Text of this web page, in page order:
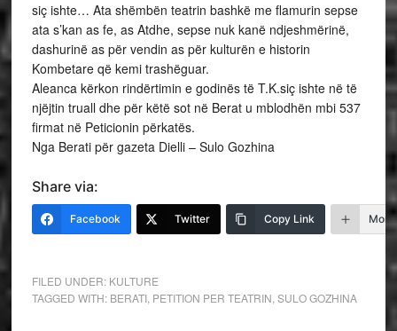
siç ishte… Ata shëmbën teatrin bashkë me flamurin sepse
ata s’kan as fe, as Atdhe, sepse nuk kanë ndjeshmërinë,
dashurinë as për vendin as për kulturën e historin
Kombetare që kemi trashëguar.
Aleanca kërkon rindërtimin e godinës të T.K.siç ishte në të
njëjtin truall dhe për këtë sot në Berat u mblodhën mbi 537
firmat në Peticionin përkatës.
Nga Berati për gazeta Dielli – Sulo Gozhina
Share via:
Facebook Twitter Copy Link More
FILED UNDER: KULTURE
TAGGED WITH: BERATI, PETITION PER TEATRIN SULO GOZHINA